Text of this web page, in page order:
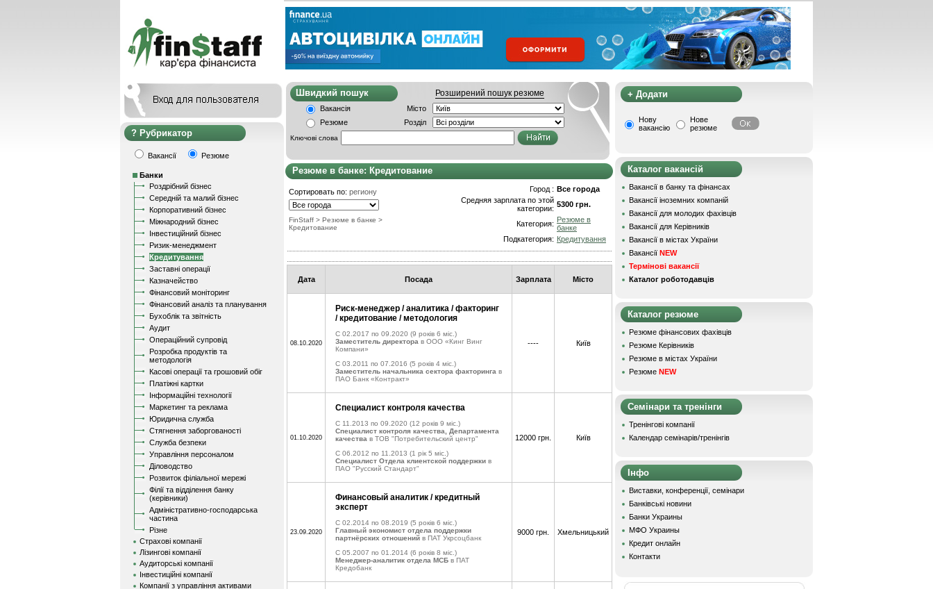
Рубрикатор
Вакансії Резюме
Банки
Роздрібний бізнес
Середній та малий бізнес
Корпоративний бізнес
Міжнародний бізнес
Інвестиційний бізнес
Ризик-менеджмент
Кредитування
Заставні операції
Казначейство
Фінансовий моніторинг
Фінансовий аналіз та планування
Бухоблік та звітність
Аудит
Операційний супровід
Розробка продуктів та
методологія
Касові операції та грошовий обіг
Платіжні картки
Інформаційні технології
Маркетинг та реклама
Юридична служба
Стягнення заборгованості
Служба безпеки
Управління персоналом
Діловодство
Розвиток філіальної мережі
Філії та відділення банку
(керівники)
Адміністративно-господарська
частина
Різне
Страхові компанії
Лізингові компанії
Аудиторські компанії
Інвестиційні компанії
Компанії з управління активами
Швидкий пошук Розширений пошук резюме
Вакансія
Місто
Резюме
Розділ
Ключові слова
Резюме в банке: Кредитование
Сортировать по: региону
FinStaff > Резюме в банке >
Кредитование
Город : Все города
Средняя зарплата по этой
категории: 5300 грн.
Категория: Резюме в
банке
Подкатегория: Кредитування
Дата Посада Зарплата Місто
08.10.2020
Риск-менеджер / аналитика / факторинг
/ кредитование / методология
C 02.2017 по 09.2020 (9 років 6 міс.)
Заместитель директора в ООО «Кинг Винг
Компани»
C 03.2011 по 07.2016 (5 років 4 міс.)
Заместитель начальника сектора факторинга в
ПАО Банк «Контракт»
---- Київ
01.10.2020
Специалист контроля качества
C 11.2013 по 09.2020 (12 років 9 міс.)
Специалист контроля качества, Департамента
качества в ТОВ "Потребительский центр"
C 06.2012 по 11.2013 (1 рік 5 міс.)
Специалист Отдела клиентской поддержки в
ПАО "Русский Стандарт"
12000 грн. Київ
23.09.2020
Финансовый аналитик / кредитный
эксперт
C 02.2014 по 08.2019 (5 років 6 міс.)
Главный экономист отдела поддержки
партнёрских отношений в ПАТ Укрсоцбанк
C 05.2007 по 01.2014 (6 років 8 міс.)
Менеджер-аналитик отдела МСБ в ПАТ
Кредобанк
9000 грн. Хмельницький
+ Додати
Нову
вакансію
Нове
резюме
Каталог вакансій
Вакансії в банку та фінансах
Вакансії іноземних компаній
Вакансії для молодих фахівців
Вакансії для Керівників
Вакансії в містах України
Вакансії NEW
Термінові вакансії
Каталог роботодавців
Каталог резюме
Резюме фінансових фахівців
Резюме Керівників
Резюме в містах України
Резюме NEW
Семінари та тренінги
Тренінгові компанії
Календар семінарів/тренінгів
Інфо
Виставки, конференції, семінари
Банківські новини
Банки Украины
МФО Украины
Кредит онлайн
Контакти